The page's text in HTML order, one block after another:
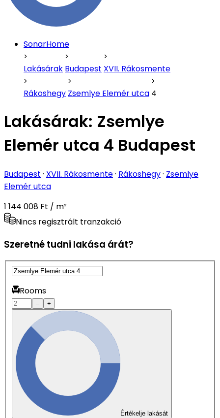
SonarHome
Lakásárak Budapest XVII. Rákosmente
Rákoshegy Zsemlye Elemér utca 4
Lakásárak: Zsemlye
Elemér utca 4 Budapest
Budapest · XVII. Rákosmente· Rákoshegy· Zsemlye
Elemér utca
1 144 008 Ft / m²
Nincs regisztrált tranzakció
Szeretné tudni lakása árát?
Rooms
– +
Értékelje lakását